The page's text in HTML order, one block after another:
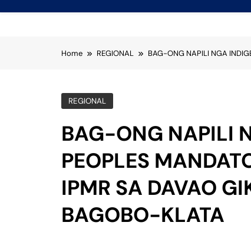
Home REGIONAL BAG-ONG NAPILI NGA
REGIONAL
BAG-ONG NAPILI
PEOPLES
IPMR SA DAVAO
BAGOBO-KLATA